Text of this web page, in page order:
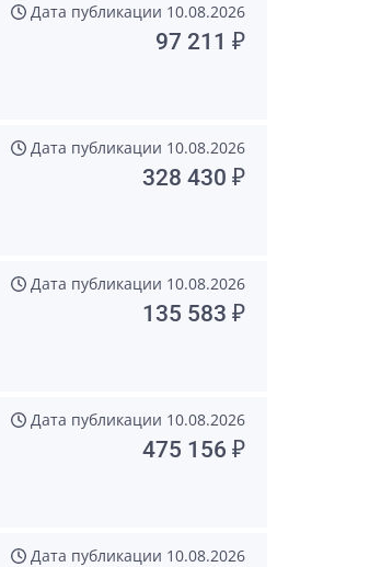
Дата публикации 10.08.2026
97 211 ₽
Дата публикации 10.08.2026
328 430 ₽
Дата публикации 10.08.2026
135 583 ₽
Дата публикации 10.08.2026
475 156 ₽
Дата публикации 10.08.2026